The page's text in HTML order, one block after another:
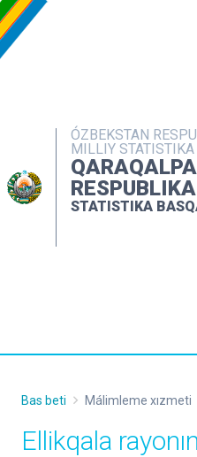
ÓZBEKSTAN
MILLIY
STATISTIKA
Bas beti Málimleme xızmeti
Ellikqala